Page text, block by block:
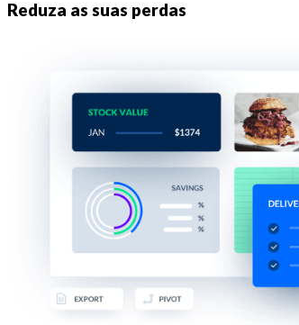
Reduza as suas perdas